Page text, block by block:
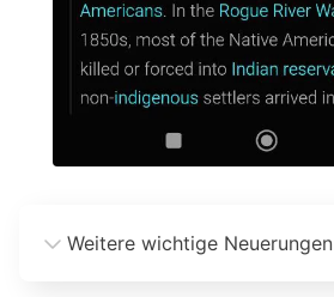
Weitere wichtige Neuerungen